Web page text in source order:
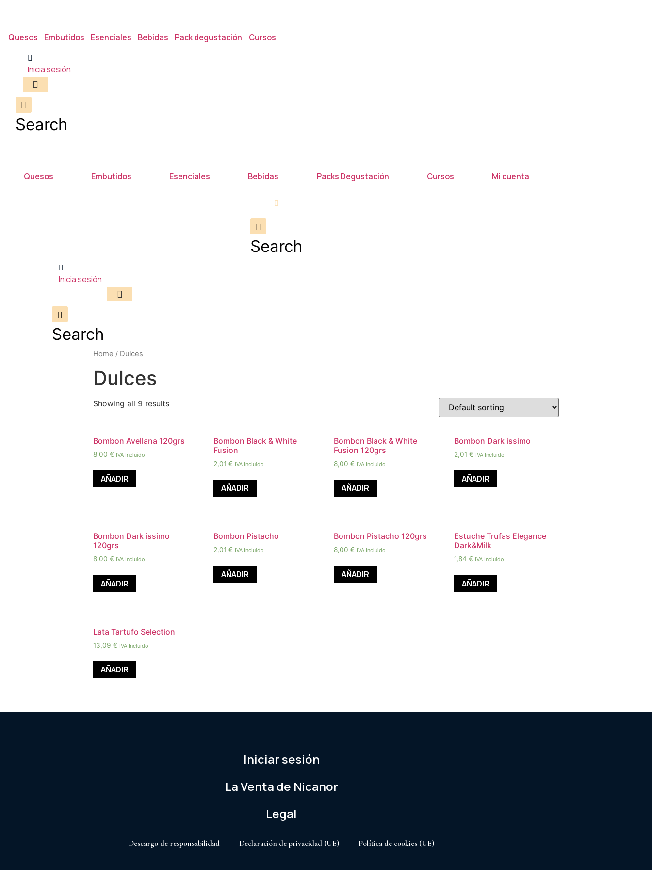
Quesos Embutidos Esenciales Bebidas Pack degustación Cursos
Inicia sesión
Search
Quesos Embutidos Esenciales Bebidas Packs Degustación Cursos Mi cuenta
Search
Inicia sesión
Search
Home / Dulces
Dulces
Showing all 9 results
Bombon Avellana 120grs
8,00 € IVA Incluido
AÑADIR
Bombon Black & White
Fusion
2,01€ IVA Incluido
AÑADIR
Bombon Black & White
Fusion 120grs
8,00€ IVA Incluido
AÑADIR
Bombon Dark issimo
2,01€ IVA Incluido
AÑADIR
Bombon Dark issimo
120grs
8,00 € IVA Incluido
AÑADIR
Bombon Pistacho
2,01€ IVA Incluido
AÑADIR
Bombon Pistacho 120grs
8,00€ IVA Incluido
AÑADIR
Estuche Trufas Elegance
Dark&Milk
1,84€ IVA Incluido
AÑADIR
Lata Tartufo Selection
13,09 € IVA Incluido
AÑADIR
Iniciar sesión
La Venta de Nicanor
Legal
Descargo de responsabilidad Declaración de privacidad (UE) Política de cookies (UE)